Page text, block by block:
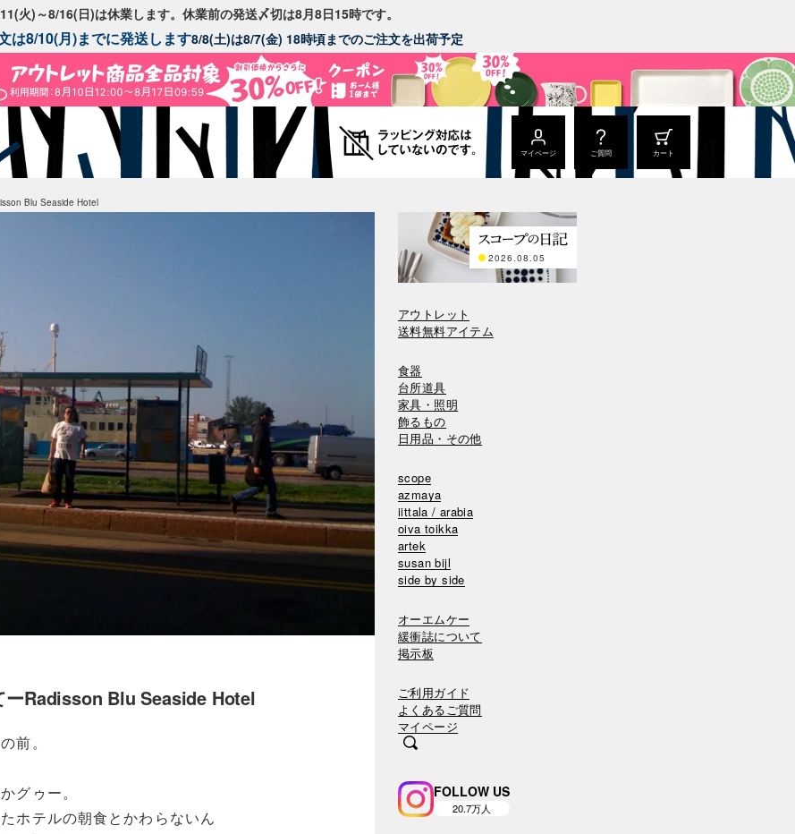
火)～8/16(日)は休業します。休業前の発送〆切は8月8日15時です。
は8/10(月)までに発送します8/8(土)は8/7(金) 18時頃までのご注文を出荷予定
マイページ ご質問 カート
Blu Seaside Hotel
ーRadisson Blu Seaside Hotel
前。
グゥー。
ホテルの朝食とかわらないん
2026.08.05
アウトレット
送料無料アイテム
食器
台所道具
家具・照明
飾るもの
日用品・その他
scope
azmaya
iittala / arabia
oiva toikka
artek
susan bijl
side by side
オーエムケー
緩衝誌について
掲示板
ご利用ガイド
よくあるご質問
マイページ
FOLLOW US